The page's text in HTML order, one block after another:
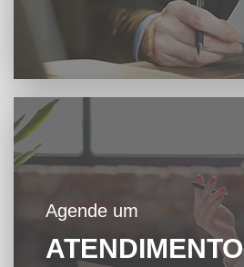
Agende um
ATENDIMENTO